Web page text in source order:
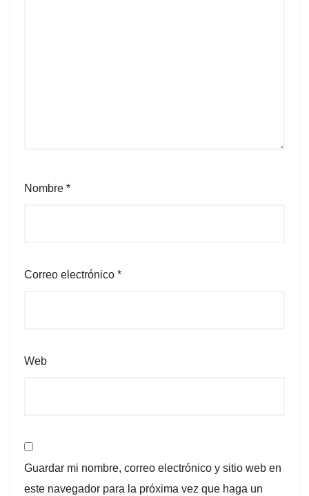
Nombre *
Correo electrónico *
Web
Guardar mi nombre, correo electrónico y sitio web en
este navegador para la próxima vez que haga un